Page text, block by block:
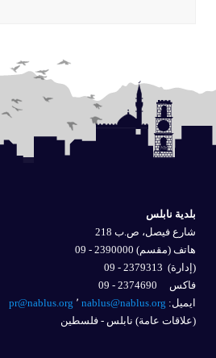
بلدية نابلس
شارع فيصل، ص.ب 218
هاتف (مقسم) 2390000 - 09
(إدارة)
فاكس 2374690 - 09
ايميل: nablus@nablus.org
pr@nablus.org
(علاقات عامة) نابلس - فلسطين